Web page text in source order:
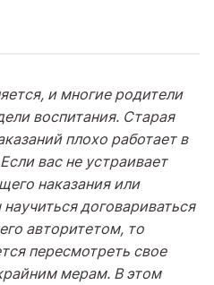
и многие родители
воспитания. Старая
плохо работает в
вас не устраивает
наказания или
договариваться
авторитетом, то
пересмотреть свое
мерам. В этом